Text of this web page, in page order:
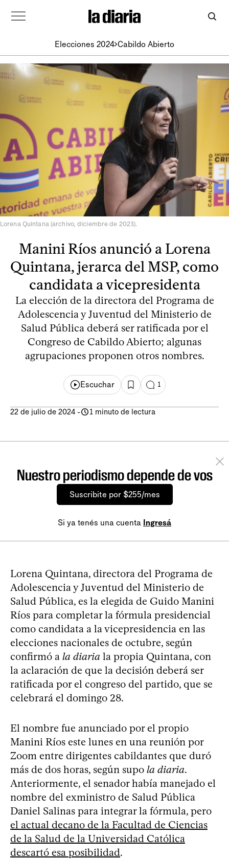
Elecciones 2024 Cabildo Abierto
Lorena Quintana (archivo, diciembre de 2023).
Manini Ríos anunció a Lorena
Quintana, jerarca del MSP, como
candidata a vicepresidenta
La elección de la directora del Programa de
Adolescencia y Juventud del Ministerio de
Salud Pública deberá ser ratificada por el
Congreso de Cabildo Abierto; algunas
agrupaciones proponen otros nombres.
Escuchar 1
22 de julio de 2024 - 1 minuto de lectura
Nuestro periodismo depende de vos
Suscribite por $255/mes
Si ya tenés una cuenta Ingresá
Lorena Quintana, directora del Programa de
Adolescencia y Juventud del Ministerio de
Salud Pública, es la elegida de Guido Manini
Ríos para completar la fórmula presidencial
como candidata a la vicepresidencia en las
elecciones nacionales de octubre, según
confirmó a la diaria la propia Quintana, con
la aclaración de que la decisión deberá ser
ratificada por el congreso del partido, que se
celebrará el domingo 28.
El nombre fue anunciado por el propio
Manini Ríos este lunes en una reunión por
Zoom entre dirigentes cabildantes que duró
más de dos horas, según supo la diaria.
Anteriormente, el senador había manejado el
nombre del exministro de Salud Pública
Daniel Salinas para integrar la fórmula, pero
el actual decano de la Facultad de Ciencias
de la Salud de la Universidad Católica
descartó esa posibilidad.